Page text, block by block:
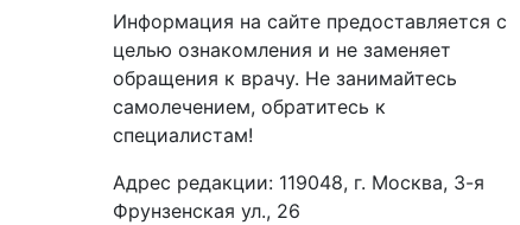
Информация на сайте предоставляется с
целью ознакомления и не заменяет
обращения к врачу. Не занимайтесь
самолечением, обратитесь к
специалистам!
Адрес редакции: 119048, г. Москва, 3-я
Фрунзенская ул., 26